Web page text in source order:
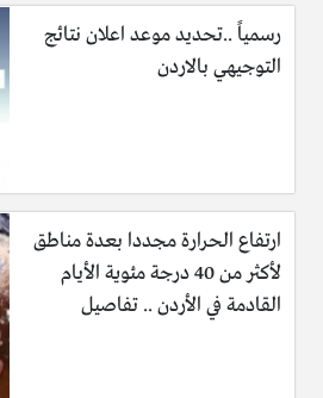
رسمياً ..تحديد موعد اعلان نتائج
التوجيهي بالاردن
ارتفاع الحرارة مجددا بعدة مناطق
لأكثر من 40 درجة مئوية الأيام
القادمة في الأردن .. تفاصيل